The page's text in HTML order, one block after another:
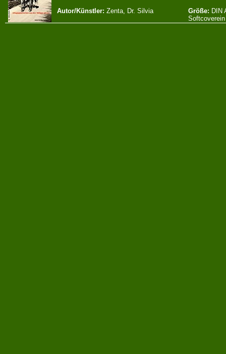
Autor/Künstler: Zenta, Dr. Silvia Größe: DIN
Softcoverein